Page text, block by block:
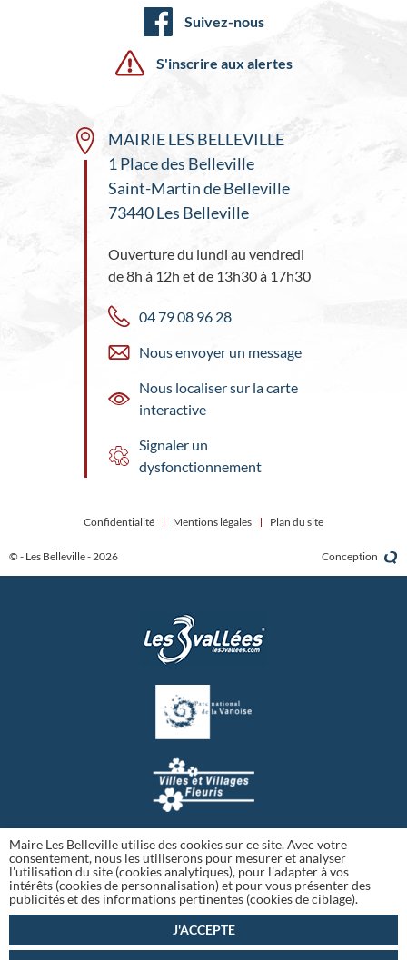
Suivez-nous
S'inscrire aux alertes
MAIRIE LES BELLEVILLE
1 Place des Belleville
Saint-Martin de Belleville
73440 Les Belleville
Ouverture du lundi au vendredi
de 8h à 12h et de 13h30 à 17h30
04 79 08 96 28
Nous envoyer un message
Nous localiser sur la carte
interactive
Signaler un
dysfonctionnement
© - Les Belleville - 2026
Confidentialité Mentions légales Plan du site
Conception
Maire Les Belleville utilise des cookies sur ce site. Avec votre
consentement, nous les utiliserons pour mesurer et analyser
l'utilisation du site (cookies analytiques), pour l'adapter à vos
intérêts (cookies de personnalisation) et pour vous présenter des
publicités et des informations pertinentes (cookies de ciblage).
J'ACCEPTE